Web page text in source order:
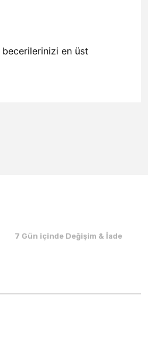
becerilerinizi en üst
7 Gün içinde Değişim & İade